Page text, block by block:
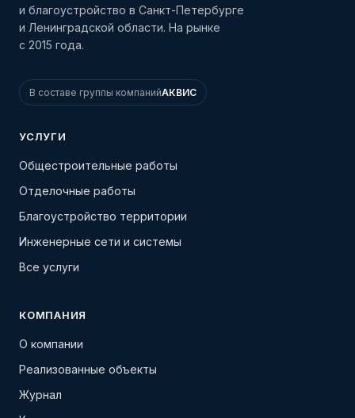
и благоустройство в Санкт-Петербурге
и Ленинградской области. На рынке
с 2015 года.
В составе группы компанийАКВИС
УСЛУГИ
Общестроительные работы
Отделочные работы
Благоустройство территории
Инженерные сети и системы
Все услуги
КОМПАНИЯ
О компании
Реализованные объекты
Журнал